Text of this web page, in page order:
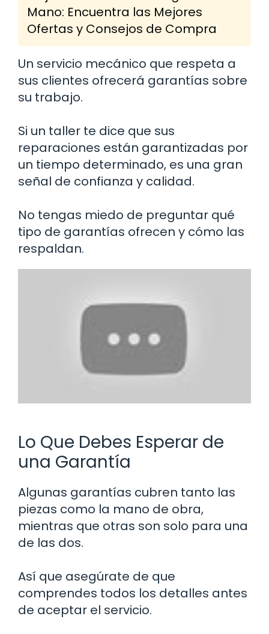
Mano: Encuentra las Mejores
Ofertas y Consejos de Compra
Un servicio mecánico que respeta a
sus clientes ofrecerá garantías sobre
su trabajo.
Si un taller te dice que sus
reparaciones están garantizadas por
un tiempo determinado, es una gran
señal de confianza y calidad.
No tengas miedo de preguntar qué
tipo de garantías ofrecen y cómo las
respaldan.
Lo Que Debes Esperar de
una Garantía
Algunas garantías cubren tanto las
piezas como la mano de obra,
mientras que otras son solo para una
de las dos.
Así que asegúrate de que
comprendes todos los detalles antes
de aceptar el servicio.